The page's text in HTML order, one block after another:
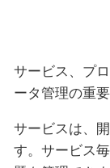
サービス、プ
ータ管理の重
サービスは、
す。サービス